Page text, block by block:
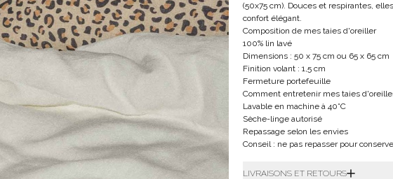
(50x75 cm). Douces et respirantes,
confort élégant.
Composition de mes taies d'oreiller
100% lin lavé
Dimensions : 50 x 75 cm ou 65 x 65 cm
Finition volant : 1,5 cm
Fermeture portefeuille
Comment entretenir mes taies
Lavable en machine à 40°C
Sèche-linge autorisé
Repassage selon les envies
Conseil : ne pas repasser pour
LIVRAISONS ET RETOURS